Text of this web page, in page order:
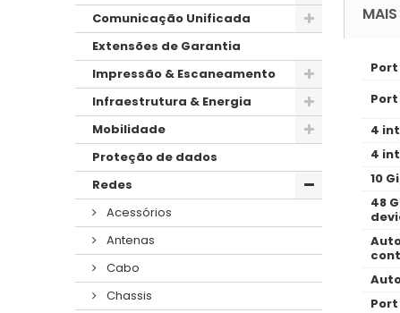
Comunicação Unificada
Extensões de Garantia
Impressão & Escaneamento
Infraestrutura & Energia
Mobilidade
Proteção de dados
Redes
Acessórios
Antenas
Cabo
Chassis
4
4
10
48